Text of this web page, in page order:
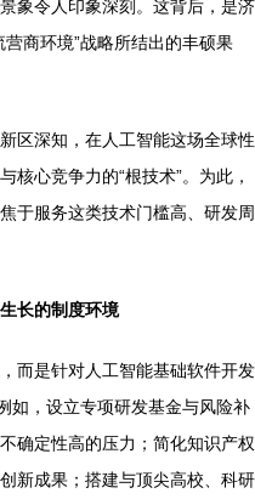
象令人印象深刻。这背后，是济
商环境”战略所结出的丰硕果
区深知，在人工智能这场全球性
核心竞争力的“根技术”。为此，
于服务这类技术门槛高、研发周
长的制度环境
而是针对人工智能基础软件开发
如，设立专项研发基金与风险补
确定性高的压力；简化知识产权
新成果；搭建与顶尖高校、科研